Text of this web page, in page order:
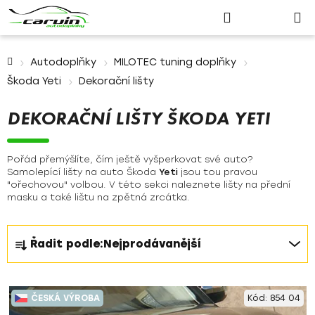
Přihlášení
košík
Autodoplňky
MILOTEC tuning doplňky
Škoda Yeti
Dekorační lišty
DEKORAČNÍ LIŠTY ŠKODA YETI
Pořád přemýšlíte, čím ještě vyšperkovat své auto?
Samolepící lišty na auto Škoda Yeti jsou tou pravou
"ořechovou" volbou. V této sekci naleznete lišty na přední
masku a také lištu na zpětná zrcátka.
Ř
a
z
e
n
Řadit podle:Nejprodávanější
V
ý
ČESKÁ VÝROBA Kód: 854 04